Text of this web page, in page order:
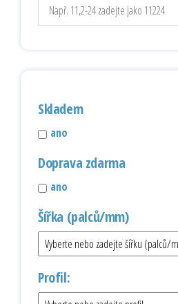
Skladem
ano
Doprava zdarma
ano
Šířka (palců/mm)
Profil: